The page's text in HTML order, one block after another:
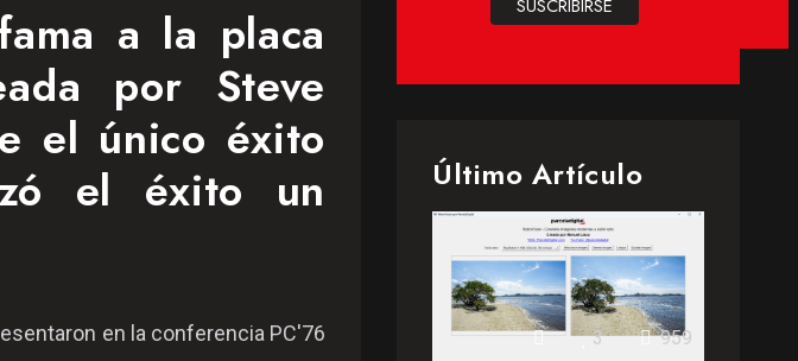
a la placa
por Steve
el único éxito
el éxito un
en la conferencia PC'76
Último Artículo
3 959